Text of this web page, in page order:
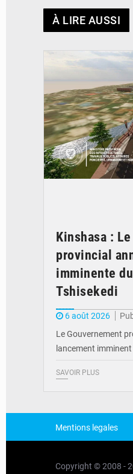
À LIRE AUSSI
Kinshasa :
provincial
imminente
Tshisekedi
6 août 2026
Le Gouvernement
lancement
SAVOIR PLUS
Mentions legales
Copyright © 2008 -